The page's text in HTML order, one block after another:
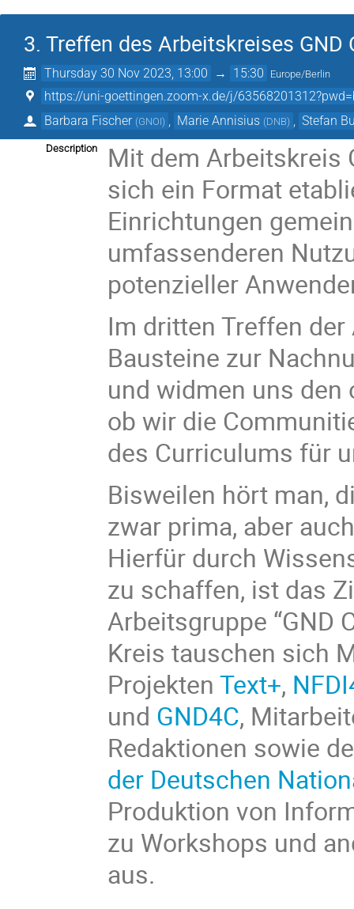
3. Treffen des Arbeitskreises
Thursday 30 Nov 2023, 13:00 → 15:30 Europe/Berlin
https://uni-goettingen.zoom-x.de/j/
Barbara Fischer (GNOI) Marie Annisius (DNB) Stefan
Description
Mit dem Arbeitskreis
sich ein Format
Einrichtungen
umfassenderen
potenzieller
Im dritten Treffen
Bausteine zur
und widmen uns
ob wir die
des Curriculums für
Bisweilen hört man,
zwar prima, aber
Hierfür durch
zu schaffen, ist das
Arbeitsgruppe “GND
Kreis tauschen sich
ProjektenText+,
und GND4C,
Redaktionen sowie
der Deutschen
Produktion von
zu Workshops und
aus.